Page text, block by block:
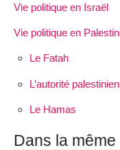
Vie politique en Israël
Vie politique en
Le Fatah
L’autorité
Le Hamas
Dans la